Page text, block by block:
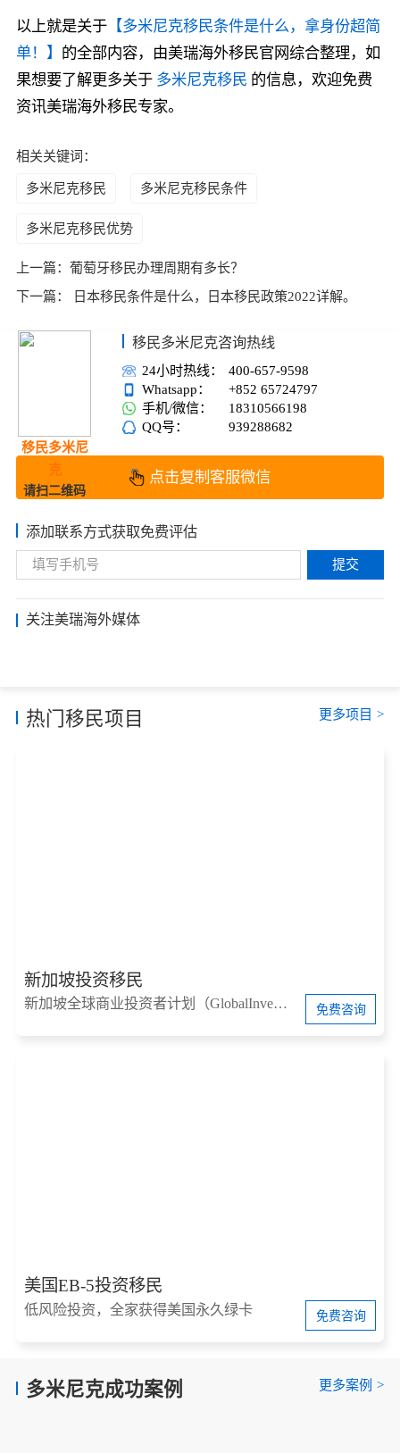
以上就是关于【多米尼克移民条件是什么，拿身份超简
单！】 的全部内容，由美瑞海外移民官网综合整理，如
果想要了解更多关于 多米尼克移民 的信息，欢迎免费
资讯美瑞海外移民专家。
相关关键词：
多米尼克移民 多米尼克移民条件
多米尼克移民优势
上一篇： 葡萄牙移民办理周期有多长？
下一篇：
日本移民条件是什么，日本移民政策2022详解。
移民多米尼
克
请扫二维码
移民多米尼克咨询热线
24小时热线：
400-657-9598
Whatsapp：
+852 65724797
手机/微信：
18310566198
QQ号：
939288682
点击复制客服微信
添加联系方式获取免费评估
提交
关注美瑞海外媒体
热门移民项目 更多项目 >
新加坡投资移民
新加坡全球商业投资者计划（GlobalInvestorProgram，简称GIP） 免费咨询
美国EB-5投资移民
低风险投资，全家获得美国永久绿卡 免费咨询
多米尼克成功案例 更多案例 >